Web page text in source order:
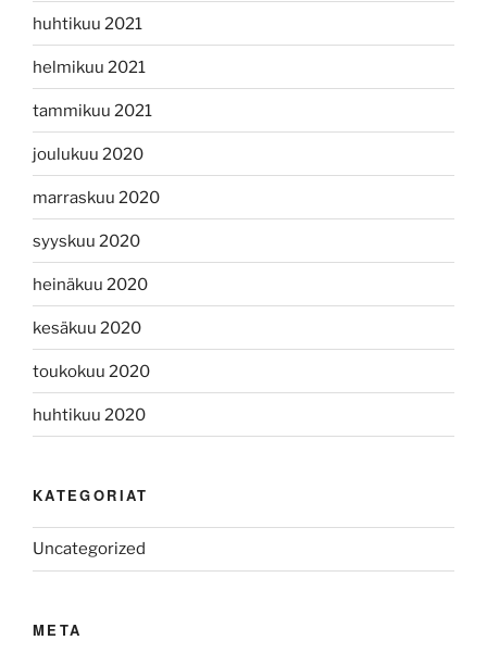
huhtikuu 2021
helmikuu 2021
tammikuu 2021
joulukuu 2020
marraskuu 2020
syyskuu 2020
heinäkuu 2020
kesäkuu 2020
toukokuu 2020
huhtikuu 2020
KATEGORIAT
Uncategorized
META